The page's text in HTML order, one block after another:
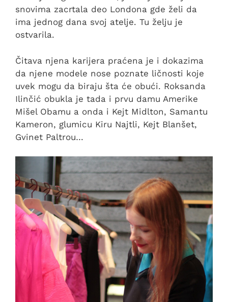
snovima zacrtala deo Londona gde želi da
ima jednog dana svoj atelje. Tu želju je
ostvarila.
Čitava njena karijera praćena je i dokazima
da njene modele nose poznate ličnosti koje
uvek mogu da biraju šta će obući. Roksanda
Ilinčić obukla je tada i prvu damu Amerike
Mišel Obamu a onda i Kejt Midlton, Samantu
Kameron, glumicu Kiru Najtli, Kejt Blanšet,
Gvinet Paltrou…